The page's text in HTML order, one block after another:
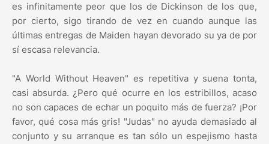
es infinitamente peor que los de Dickinson de los que,
por cierto, sigo tirando de vez en cuando aunque las
últimas entregas de Maiden hayan devorado su ya de por
sí escasa relevancia.
"A World Without Heaven" es repetitiva y suena tonta,
casi absurda. ¿Pero qué ocurre en los estribillos, acaso
no son capaces de echar un poquito más de fuerza? ¡Por
favor, qué cosa más gris! "Judas" no ayuda demasiado al
conjunto y su arranque es tan sólo un espejismo hasta